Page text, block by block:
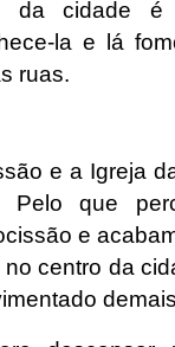
da cidade é
la e lá
ruas.
e a Igreja
Pelo que
e
centro da